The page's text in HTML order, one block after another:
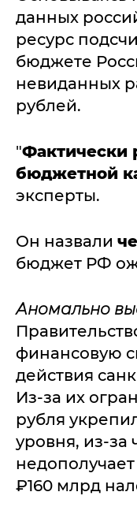
данных
ресурс
бюджете
невиданных
рублей.
"Фактически
бюджетной
эксперты.
Он назвали
бюджет РФ
Аномально
финансовую
действия
Из-за их
рубля
уровня, из-
₽160 млрд